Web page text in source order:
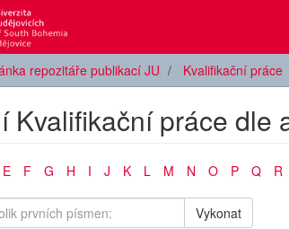
repozitáře publikací JU Kvalifikační práce
Kvalifikační práce dle
E F G H I J K L M N O P Q R
Vykonat